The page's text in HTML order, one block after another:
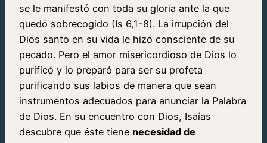
se le manifestó con toda su gloria ante la que
quedó sobrecogido (Is 6,1-8). La irrupción del
Dios santo en su vida le hizo consciente de su
pecado. Pero el amor misericordioso de Dios lo
purificó y lo preparó para ser su profeta
purificando sus labios de manera que sean
instrumentos adecuados para anunciar la Palabra
de Dios. En su encuentro con Dios, Isaías
descubre que éste tiene necesidad de